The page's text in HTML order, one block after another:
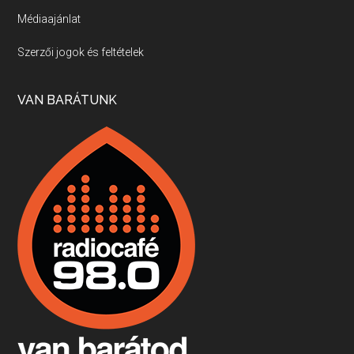
Villány, kékfrankos, Jackfall
Apr 17, 2026 • 00:35:38
Boston, teadélután, bab és homár
Apr 9, 2026 • 00:37:17
Fermentáljunk, a testünk meghálálja!
Apr 3, 2026 • 00:36:07
Médiaajánlat
Szerzői jogok és feltételek
VAN BARÁTUNK